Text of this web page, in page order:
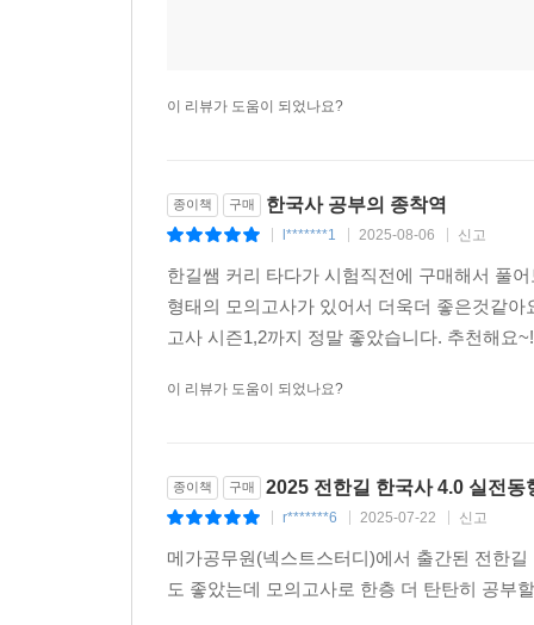
이 리뷰가 도움이 되었나요?
종이책 구매 한국사 공부의 종착역
l*******1 2025-08-06 신고
한길쌤 커리 타다가 시험직전에 구매해서 풀
형태의 모의고사가 있어서 더욱더 좋은것같
고사 시즌1,2까지 정말 좋았습니다. 추천해요
이 리뷰가 도움이 되었나요?
종이책 구매 2025 전한길 한국사 4.0 실전동
r*******6 2025-07-22 신고
메가공무원(넥스트스터디)에서 출간된 전한
도 좋았는데 모의고사로 한층 더 탄탄히 공부